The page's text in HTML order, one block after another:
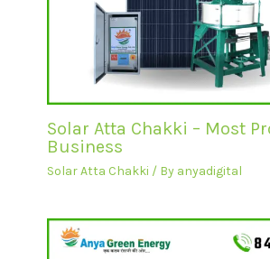
Solar Atta Chakki – Most
Business
Solar Atta Chakki / By anyadigital